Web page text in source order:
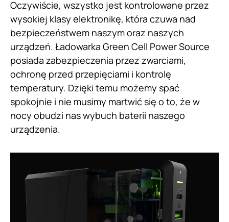
Oczywiście, wszystko jest kontrolowane przez
wysokiej klasy elektronikę, która czuwa nad
bezpieczeństwem naszym oraz naszych
urządzeń. Ładowarka Green Cell Power Source
posiada zabezpieczenia przez zwarciami,
ochronę przed przepięciami i kontrolę
temperatury. Dzięki temu możemy spać
spokojnie i nie musimy martwić się o to, że w
nocy obudzi nas wybuch baterii naszego
urządzenia.